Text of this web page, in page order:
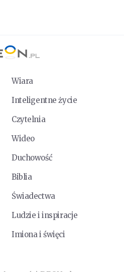
Wiara
Inteligentne życie
Czytelnia
Wideo
Duchowość
Biblia
Świadectwa
Ludzie i inspiracje
Imiona i święci